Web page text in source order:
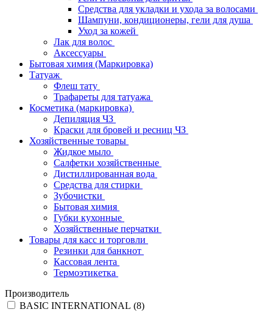
Средства для укладки и ухода за волосами
Шампуни, кондиционеры, гели для душа
Уход за кожей
Лак для волос
Аксессуары
Бытовая химия (Маркировка)
Татуаж
Флеш тату
Трафареты для татуажа
Косметика (маркировка)
Депиляция ЧЗ
Краски для бровей и ресниц ЧЗ
Хозяйственные товары
Жидкое мыло
Салфетки хозяйственные
Дистиллированная вода
Средства для стирки
Зубочистки
Бытовая химия
Губки кухонные
Хозяйственные перчатки
Товары для касс и торговли
Резинки для банкнот
Кассовая лента
Термоэтикетка
Производитель
BASIC INTERNATIONAL (8)